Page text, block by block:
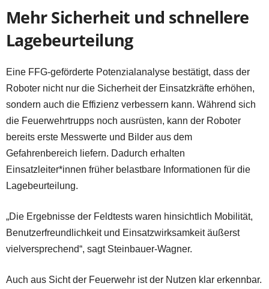
Mehr Sicherheit und schnellere
Lagebeurteilung
Eine FFG-geförderte Potenzialanalyse bestätigt, dass der
Roboter nicht nur die Sicherheit der Einsatzkräfte erhöhen,
sondern auch die Effizienz verbessern kann. Während sich
die Feuerwehrtrupps noch ausrüsten, kann der Roboter
bereits erste Messwerte und Bilder aus dem
Gefahrenbereich liefern. Dadurch erhalten
Einsatzleiter*innen früher belastbare Informationen für die
Lagebeurteilung.
„Die Ergebnisse der Feldtests waren hinsichtlich Mobilität,
Benutzerfreundlichkeit und Einsatzwirksamkeit äußerst
vielversprechend“, sagt Steinbauer-Wagner.
Auch aus Sicht der Feuerwehr ist der Nutzen klar erkennbar.